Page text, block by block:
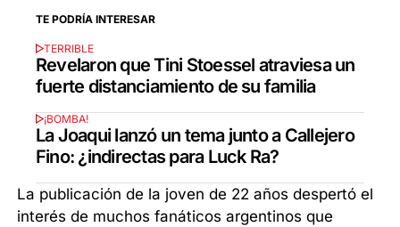
TE PODRÍA INTERESAR
TERRIBLE
Revelaron que Tini Stoessel atraviesa un
fuerte distanciamiento de su familia
¡BOMBA!
La Joaqui lanzó un tema junto a Callejero
Fino: ¿indirectas para Luck Ra?
La publicación de la joven de 22 años despertó el
interés de muchos fanáticos argentinos que